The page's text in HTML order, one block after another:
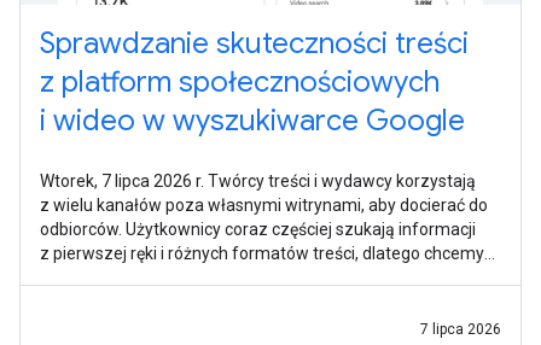
Sprawdzanie skuteczności treści
z platform społecznościowych
i wideo w wyszukiwarce Google
Wtorek, 7 lipca 2026 r. Twórcy treści i wydawcy korzystają
z wielu kanałów poza własnymi witrynami, aby docierać do
odbiorców. Użytkownicy coraz częściej szukają informacji
z pierwszej ręki i różnych formatów treści, dlatego chcemy
7 lipca 2026